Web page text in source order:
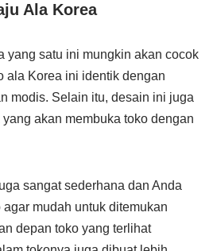
Ala Korea
yang satu ini mungkin akan cocok
ala Korea ini identik dengan
modis. Selain itu, desain ini juga
akan membuka toko dengan
sangat sederhana dan Anda
mudah untuk ditemukan
depan toko yang terlihat